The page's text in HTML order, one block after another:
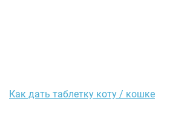
Как дать таблетку коту / кошке